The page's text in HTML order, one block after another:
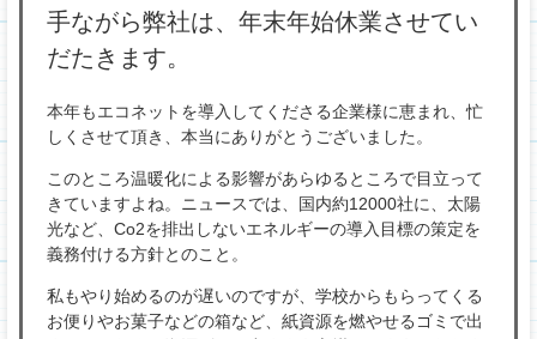
手ながら弊社は、年末年始休業させてい
だたきます。
本年もエコネットを導入してくださる企業様に恵まれ、忙
しくさせて頂き、本当にありがとうございました。
このところ温暖化による影響があらゆるところで目立って
きていますよね。ニュースでは、国内約12000社に、太陽
光など、Co2を排出しないエネルギーの導入目標の策定を
義務付ける方針とのこと。
私もやり始めるのが遅いのですが、学校からもらってくる
お便りやお菓子などの箱など、紙資源を燃やせるゴミで出